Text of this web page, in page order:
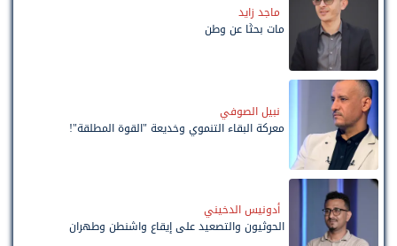
ماجد زايد
مات بحثًا عن وطن
نبيل الصوفي
معركة البقاء التنموي وخديعة "القوة المطلقة"!
أدونيس الدخيني
الحوثيون والتصعيد على إيقاع واشنطن وطهران